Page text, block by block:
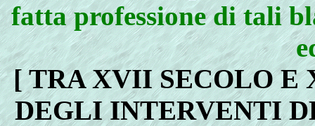
fatta professione di tali
[ TRA XVII SECOLO E
DEGLI INTERVENTI